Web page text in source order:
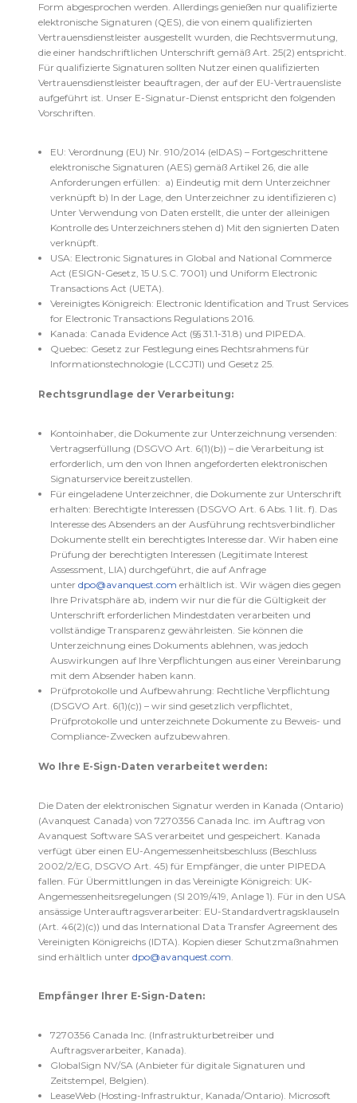
Form abgesprochen werden. Allerdings genießen nur qualifizierte
elektronische Signaturen (QES), die von einem qualifizierten
Vertrauensdienstleister ausgestellt wurden, die Rechtsvermutung,
die einer handschriftlichen Unterschrift gemäß Art. 25(2) entspricht.
Für qualifizierte Signaturen sollten Nutzer einen qualifizierten
Vertrauensdienstleister beauftragen, der auf der EU-Vertrauensliste
aufgeführt ist. Unser E-Signatur-Dienst entspricht den folgenden
Vorschriften.
EU: Verordnung (EU) Nr. 910/2014 (eIDAS) – Fortgeschrittene
elektronische Signaturen (AES) gemäß Artikel 26, die alle
Anforderungen erfüllen: a) Eindeutig mit dem Unterzeichner
verknüpft b) In der Lage, den Unterzeichner zu identifizieren c)
Unter Verwendung von Daten erstellt, die unter der alleinigen
Kontrolle des Unterzeichners stehen d) Mit den signierten Daten
verknüpft.
USA: Electronic Signatures in Global and National Commerce
Act (ESIGN-Gesetz, 15 U.S.C. 7001) und Uniform Electronic
Transactions Act (UETA).
Vereinigtes Königreich: Electronic Identification and Trust Services
for Electronic Transactions Regulations 2016.
Kanada: Canada Evidence Act (§§ 31.1-31.8) und PIPEDA.
Quebec: Gesetz zur Festlegung eines Rechtsrahmens für
Informationstechnologie (LCCJTI) und Gesetz 25.
Rechtsgrundlage der Verarbeitung:
Kontoinhaber, die Dokumente zur Unterzeichnung versenden:
Vertragserfüllung (DSGVO Art. 6(1)(b)) – die Verarbeitung ist
erforderlich, um den von Ihnen angeforderten elektronischen
Signaturservice bereitzustellen.
Für eingeladene Unterzeichner, die Dokumente zur Unterschrift
erhalten: Berechtigte Interessen (DSGVO Art. 6 Abs. 1 lit. f). Das
Interesse des Absenders an der Ausführung rechtsverbindlicher
Dokumente stellt ein berechtigtes Interesse dar. Wir haben eine
Prüfung der berechtigten Interessen (Legitimate Interest
Assessment, LIA) durchgeführt, die auf Anfrage
unter dpo@avanquest.com erhältlich ist. Wir wägen dies gegen
Ihre Privatsphäre ab, indem wir nur die für die Gültigkeit der
Unterschrift erforderlichen Mindestdaten verarbeiten und
vollständige Transparenz gewährleisten. Sie können die
Unterzeichnung eines Dokuments ablehnen, was jedoch
Auswirkungen auf Ihre Verpflichtungen aus einer Vereinbarung
mit dem Absender haben kann.
Prüfprotokolle und Aufbewahrung: Rechtliche Verpflichtung
(DSGVO Art. 6(1)(c)) – wir sind gesetzlich verpflichtet,
Prüfprotokolle und unterzeichnete Dokumente zu Beweis- und
Compliance-Zwecken aufzubewahren.
Wo Ihre E-Sign-Daten verarbeitet werden:
Die Daten der elektronischen Signatur werden in Kanada (Ontario)
(Avanquest Canada) von 7270356 Canada Inc. im Auftrag von
Avanquest Software SAS verarbeitet und gespeichert. Kanada
verfügt über einen EU-Angemessenheitsbeschluss (Beschluss
2002/2/EG, DSGVO Art. 45) für Empfänger, die unter PIPEDA
fallen. Für Übermittlungen in das Vereinigte Königreich: UK-
Angemessenheitsregelungen (SI 2019/419, Anlage 1). Für in den USA
ansässige Unterauftragsverarbeiter: EU-Standardvertragsklauseln
(Art. 46(2)(c)) und das International Data Transfer Agreement des
Vereinigten Königreichs (IDTA). Kopien dieser Schutzmaßnahmen
sind erhältlich unter dpo@avanquest.com.
Empfänger Ihrer E-Sign-Daten:
7270356 Canada Inc. (Infrastrukturbetreiber und
Auftragsverarbeiter, Kanada).
GlobalSign NV/SA (Anbieter für digitale Signaturen und
Zeitstempel, Belgien).
LeaseWeb (Hosting-Infrastruktur, Kanada/Ontario). Microsoft